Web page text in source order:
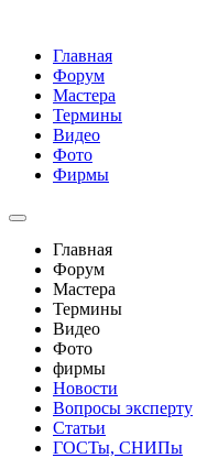
Главная
Форум
Мастера
Термины
Видео
Фото
Фирмы
Главная
Форум
Мастера
Термины
Видео
Фото
фирмы
Новости
Вопросы эксперту
Статьи
ГОСТы, СНИПы